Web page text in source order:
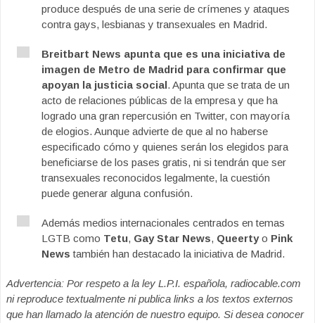
produce después de una serie de crímenes y ataques
contra gays, lesbianas y transexuales en Madrid.
Breitbart News apunta que es una iniciativa de
imagen de Metro de Madrid para confirmar que
apoyan la justicia social. Apunta que se trata de un
acto de relaciones públicas de la empresa y que ha
logrado una gran repercusión en Twitter, con mayoría
de elogios. Aunque advierte de que al no haberse
especificado cómo y quienes serán los elegidos para
beneficiarse de los pases gratis, ni si tendrán que ser
transexuales reconocidos legalmente, la cuestión
puede generar alguna confusión.
Además medios internacionales centrados en temas
LGTB como Tetu, Gay Star News, Queertyo Pink
News también han destacado la iniciativa de Madrid.
Advertencia: Por respeto a la ley L.P.I. española, radiocable.com
ni reproduce textualmente ni publica links a los textos externos
que han llamado la atención de nuestro equipo. Si desea conocer